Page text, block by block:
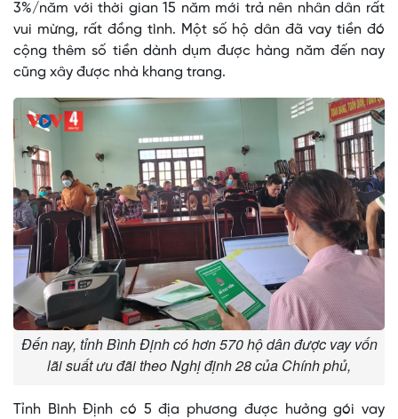
3%/năm với thời gian 15 năm mới trả nên nhân dân rất
vui mừng, rất đồng tình. Một số hộ dân đã vay tiền đó
cộng thêm số tiền dành dụm được hàng năm đến nay
cũng xây được nhà khang trang.
Đến nay, tỉnh Bình Định có hơn 570 hộ dân được vay vốn
lãi suất ưu đãi theo Nghị định 28 của Chính phủ,
Tỉnh Bình Định có 5 địa phương được hưởng gói vay